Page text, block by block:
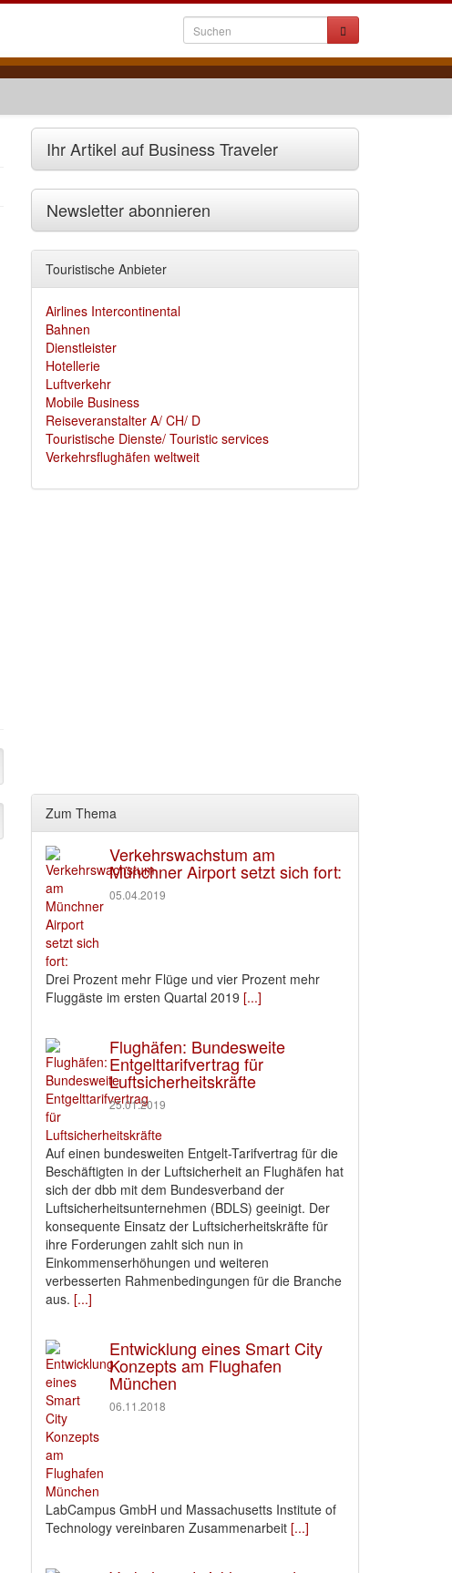
Ihr Artikel auf Business Traveler
Newsletter abonnieren
Touristische Anbieter
Airlines Intercontinental
Bahnen
Dienstleister
Hotellerie
Luftverkehr
Mobile Business
Reiseveranstalter A/ CH/ D
Touristische Dienste/ Touristic services
Verkehrsflughäfen weltweit
Zum Thema
Verkehrswachstum am
Münchner Airport setzt sich fort:
05.04.2019
Drei Prozent mehr Flüge und vier Prozent mehr
Fluggäste im ersten Quartal 2019 [...]
Flughäfen: Bundesweite
Entgelttarifvertrag für
Luftsicherheitskräfte
25.01.2019
Auf einen bundesweiten Entgelt-Tarifvertrag für die
Beschäftigten in der Luftsicherheit an Flughäfen hat
sich der dbb mit dem Bundesverband der
Luftsicherheitsunternehmen (BDLS) geeinigt. Der
konsequente Einsatz der Luftsicherheitskräfte für
ihre Forderungen zahlt sich nun in
Einkommenserhöhungen und weiteren
verbesserten Rahmenbedingungen für die Branche
aus. [...]
Entwicklung eines Smart City
Konzepts am Flughafen
München
06.11.2018
LabCampus GmbH und Massachusetts Institute of
Technology vereinbaren Zusammenarbeit [...]